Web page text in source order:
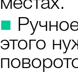
местах.
■
этого